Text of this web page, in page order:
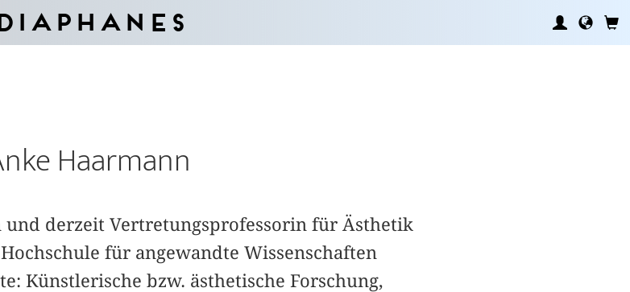
Haarmann
derzeit Vertretungsprofessorin für Ästhetik
für angewandte Wissenschaften
Künstlerische bzw. ästhetische Forschung,